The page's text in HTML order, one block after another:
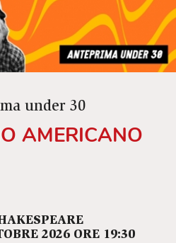
under 30
AMERICANO
2026 ORE 19:30